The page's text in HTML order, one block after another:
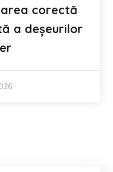
corectă
a deșeurilor